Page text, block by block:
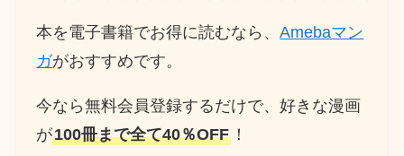
本を電子書籍でお得に読むなら、Amebaマン
ガがおすすめです。
今なら無料会員登録するだけで、好きな漫画
が100冊まで全て40％OFF ！